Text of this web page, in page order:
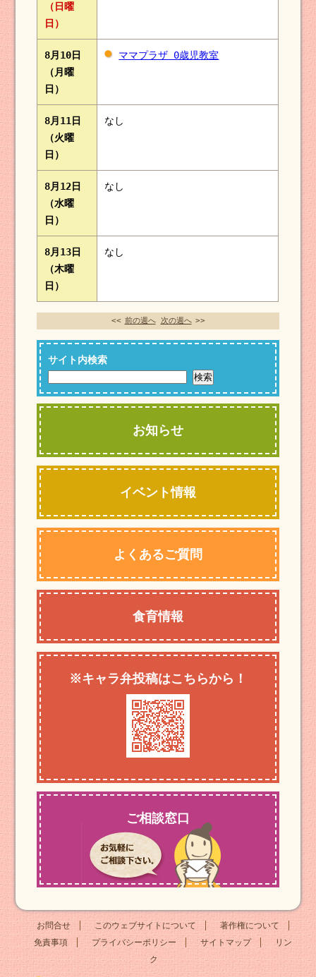
（日曜
日）
8月10日
（月曜
日）
ママプラザ 0歳児教室
8月11日
（火曜
日）
なし
8月12日
（水曜
日）
なし
8月13日
（木曜
日）
なし
<< 前の週へ 次の週へ >>
サイト内検索
お知らせ
イベント情報
よくあるご質問
食育情報
※キャラ弁投稿はこちらから！
ご相談窓口
お問合せ このウェブサイトについて
著作権について
免責事項
プライバシーポリシー サイトマップ
リン
ク